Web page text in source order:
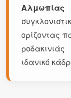
Αλμωπίας
ορίζοντας
ιδανικό